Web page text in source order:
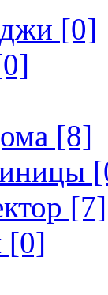
[0]
[8]
[7]
[0]